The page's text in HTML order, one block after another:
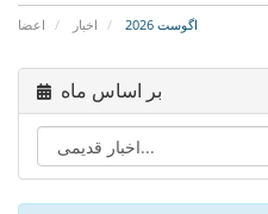
اعضا اخبار اگوست 2026
بر اساس ماه